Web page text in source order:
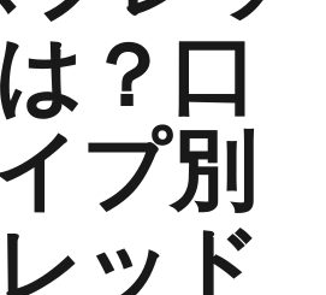
？口
プ別
ッド